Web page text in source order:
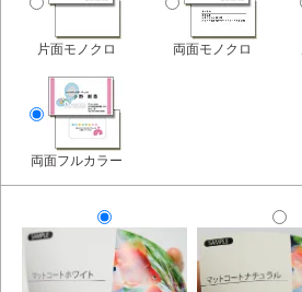
片面モノクロ 両面モノクロ
両面フルカラー